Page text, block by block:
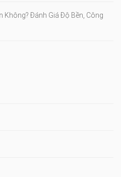
Không? Đánh Giá Độ Bền, Công